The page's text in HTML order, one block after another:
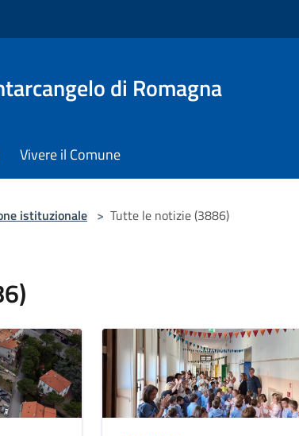
di Romagna
Vivere il Comune
istituzionale > Tutte le notizie (3886)